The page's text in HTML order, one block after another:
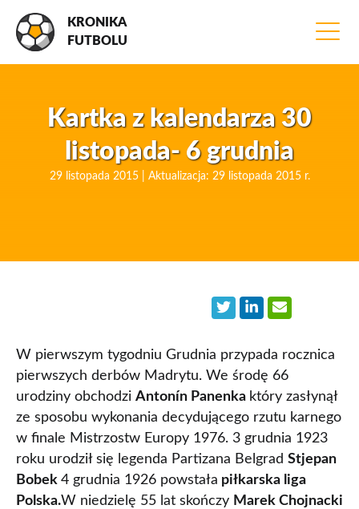
KRONIKA
FUTBOLU
Kartka z kalendarza 30
listopada- 6 grudnia
29 listopada 2015 | Aktualizacja: 29 listopada 2015 r.
W pierwszym tygodniu Grudnia przypada rocznica
pierwszych derbów Madrytu. We środę 66
urodziny obchodzi Antonín Panenka który zasłynął
ze sposobu wykonania decydującego rzutu karnego
w finale Mistrzostw Europy 1976. 3 grudnia 1923
roku urodził się legenda Partizana Belgrad Stjepan
Bobek 4 grudnia 1926 powstała piłkarska liga
Polska.W niedzielę 55 lat skończy Marek Chojnacki